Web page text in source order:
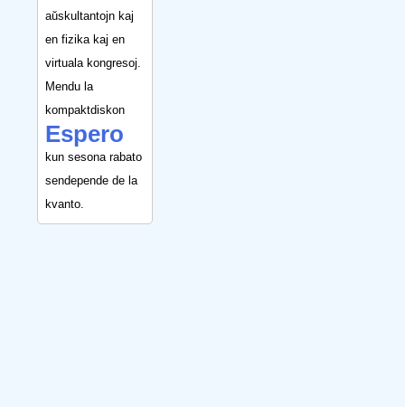
aŭskultantojn kaj
en fizika kaj en
virtuala kongresoj.
Mendu la
kompaktdiskon
Espero
kun sesona rabato
sendepende de la
kvanto.